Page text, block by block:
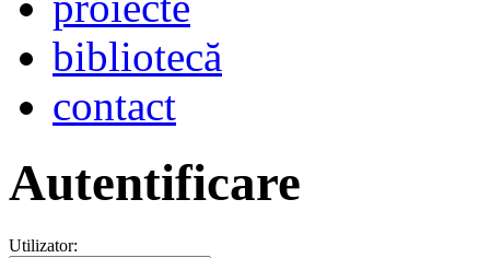
bibliotecă
contact
Autentificare
Utilizator: